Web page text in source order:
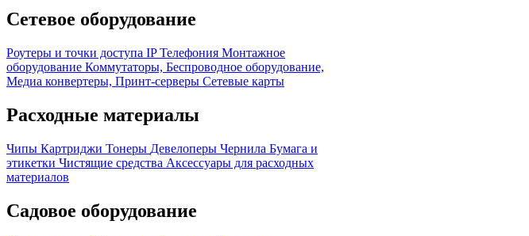
Сетевое оборудование
Роутеры и точки доступа IP Телефония Монтажное
оборудование Коммутаторы, Беспроводное оборудование,
Медиа конвертеры, Принт-серверы Сетевые карты
Расходные материалы
Чипы Картриджи Тонеры Девелоперы Чернила Бумага и
этикетки Чистящие средства Аксессуары для расходных
материалов
Садовое оборудование